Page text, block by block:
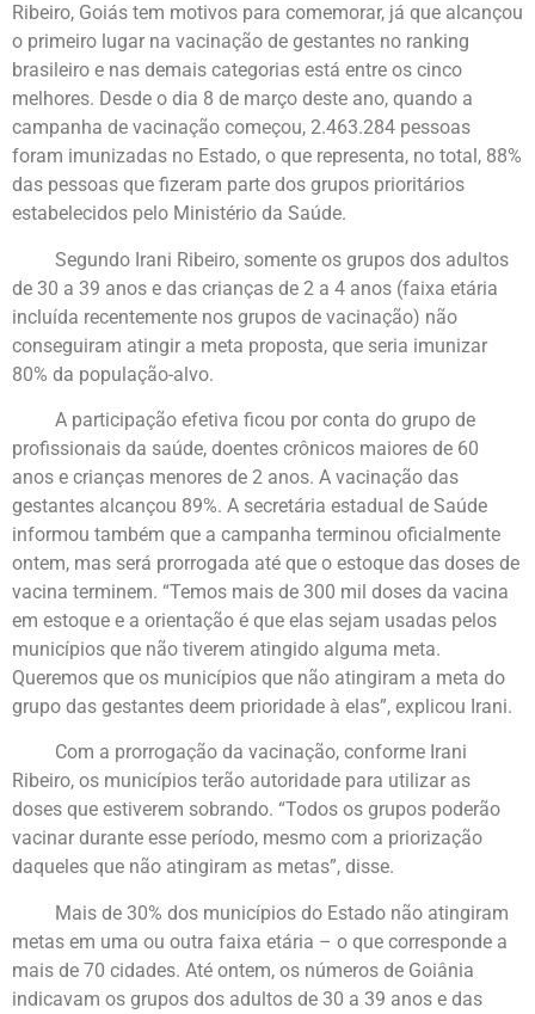
Ribeiro, Goiás tem motivos para comemorar, já que alcançou
o primeiro lugar na vacinação de gestantes no ranking
brasileiro e nas demais categorias está entre os cinco
melhores. Desde o dia 8 de março deste ano, quando a
campanha de vacinação começou, 2.463.284 pessoas
foram imunizadas no Estado, o que representa, no total, 88%
das pessoas que fizeram parte dos grupos prioritários
estabelecidos pelo Ministério da Saúde.
Segundo Irani Ribeiro, somente os grupos dos adultos
de 30 a 39 anos e das crianças de 2 a 4 anos (faixa etária
incluída recentemente nos grupos de vacinação) não
conseguiram atingir a meta proposta, que seria imunizar
80% da população-alvo.
A participação efetiva ficou por conta do grupo de
profissionais da saúde, doentes crônicos maiores de 60
anos e crianças menores de 2 anos. A vacinação das
gestantes alcançou 89%. A secretária estadual de Saúde
informou também que a campanha terminou oficialmente
ontem, mas será prorrogada até que o estoque das doses de
vacina terminem. “Temos mais de 300 mil doses da vacina
em estoque e a orientação é que elas sejam usadas pelos
municípios que não tiverem atingido alguma meta.
Queremos que os municípios que não atingiram a meta do
grupo das gestantes deem prioridade à elas”, explicou Irani.
Com a prorrogação da vacinação, conforme Irani
Ribeiro, os municípios terão autoridade para utilizar as
doses que estiverem sobrando. “Todos os grupos poderão
vacinar durante esse período, mesmo com a priorização
daqueles que não atingiram as metas”, disse.
Mais de 30% dos municípios do Estado não atingiram
metas em uma ou outra faixa etária – o que corresponde a
mais de 70 cidades. Até ontem, os números de Goiânia
indicavam os grupos dos adultos de 30 a 39 anos e das